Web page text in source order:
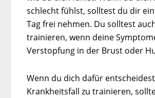
schlecht fühlst, solltest du dir
Tag frei nehmen. Du solltest
trainieren, wenn deine
Verstopfung in der Brust oder
Wenn du dich dafür
Krankheitsfall zu trainieren,